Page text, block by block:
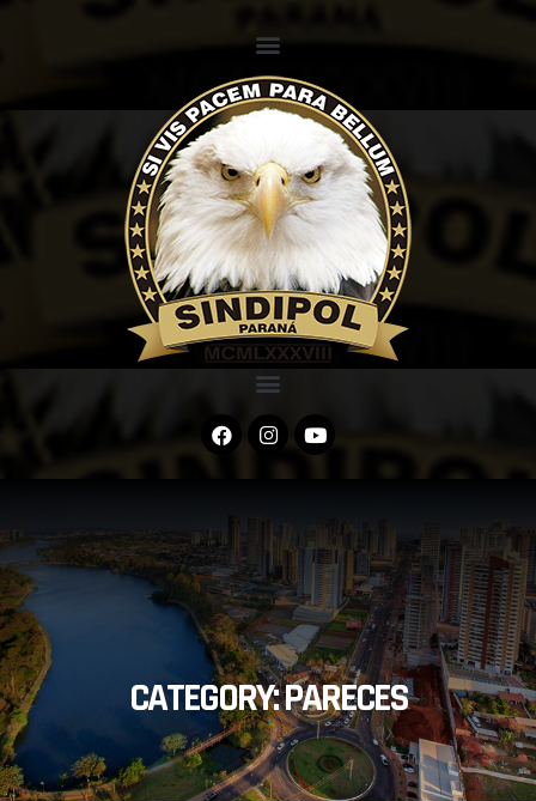
CATEGORY: PARECES